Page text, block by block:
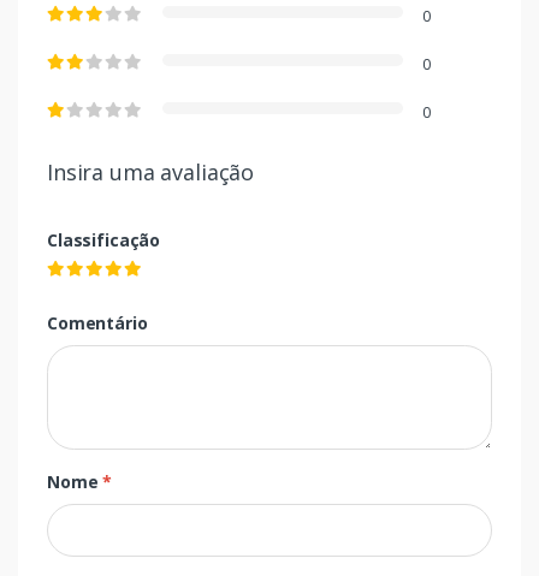
0
0
0
Insira uma avaliação
Classificação
Comentário
Nome*